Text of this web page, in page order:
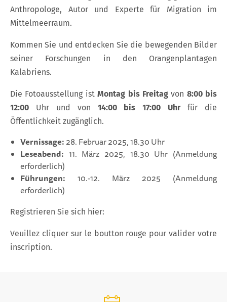
Anthropologe, Autor und Experte für Migration im
Mittelmeerraum.
Kommen Sie und entdecken Sie die bewegenden Bilder
seiner Forschungen in den Orangenplantagen
Kalabriens.
Die Fotoausstellung istMontag bis Freitagvon 8:00 bis
12:00 Uhr und von 14:00 bis 17:00 Uhrfür die
Öffentlichkeit zugänglich.
Vernissage: 28. Februar 2025, 18.30 Uhr
Leseabend: 11. März 2025, 18.30 Uhr (Anmeldung
erforderlich)
Führungen: 10.-12. März 2025 (Anmeldung
erforderlich)
Registrieren Sie sich hier:
Veuillez cliquer sur le boutton rouge pour valider votre
inscription.